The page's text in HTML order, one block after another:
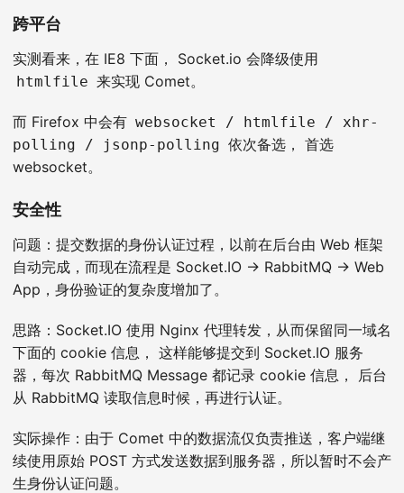
跨平台
实测看来，在 IE8 下面， Socket.io 会降级使用
htmlfile 来实现 Comet。
而 Firefox 中会有 websocket / htmlfile / xhr-
polling / jsonp-polling 依次备选， 首选
websocket。
安全性
问题：提交数据的身份认证过程，以前在后台由 Web 框架
自动完成，而现在流程是 Socket.IO -> RabbitMQ -> Web
App，身份验证的复杂度增加了。
思路：Socket.IO 使用 Nginx 代理转发，从而保留同一域名
下面的 cookie 信息， 这样能够提交到 Socket.IO 服务
器，每次 RabbitMQ Message 都记录 cookie 信息， 后台
从 RabbitMQ 读取信息时候，再进行认证。
实际操作：由于 Comet 中的数据流仅负责推送，客户端继
续使用原始 POST 方式发送数据到服务器，所以暂时不会产
生身份认证问题。